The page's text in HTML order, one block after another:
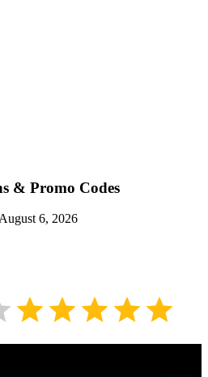
& Promo Codes
6, 2026